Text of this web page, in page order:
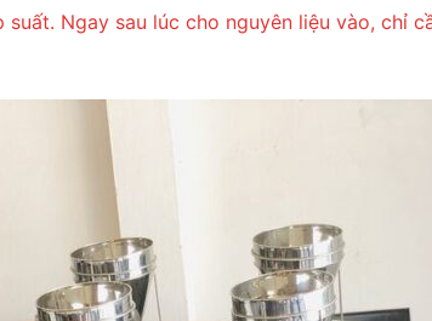
Ngay sau lúc cho nguyên liệu vào, chỉ